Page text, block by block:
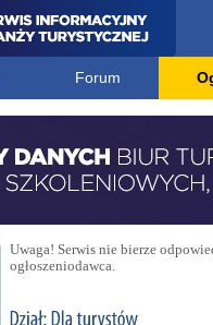
Forum
Uwaga! Serwis nie bierze
ogłoszeniodawca.